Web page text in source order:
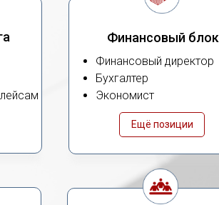
Финансовый блок
Финансовый директор
Бухгалтер
Экономист
Ещё позиции